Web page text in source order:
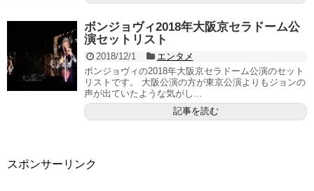
ボンジョヴィ2018年大阪京セラドーム公
演セットリスト
2018/12/1
エンタメ
ボンジョヴィの2018年大阪京セラドーム公演のセット
リストです。 大阪公演の方が東京公演よりもジョンの
声が出ていたような気がし...
記事を読む
スポンサーリンク